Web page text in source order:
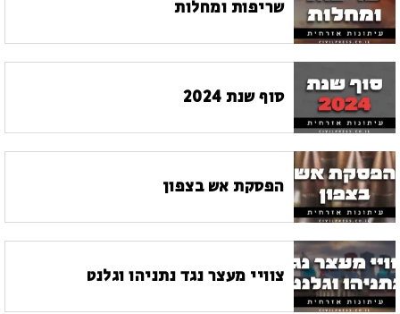
שריפות ומחלות
סוף שנת 2024
הפסקת אש בצפון
צוויי מעצר נגד נתניהו וגלנט